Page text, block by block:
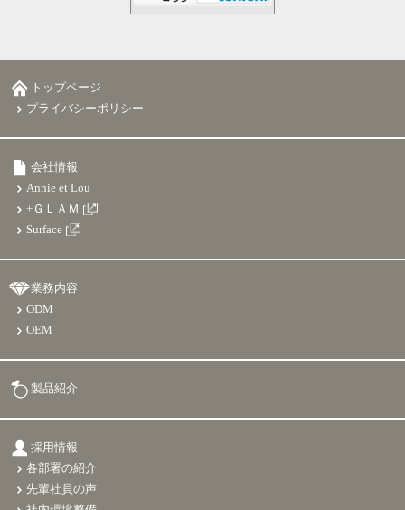
トップページ
プライバシーポリシー
会社情報
Annie et Lou
+ＧＬＡＭ
Surface
業務内容
ODM
OEM
製品紹介
採用情報
各部署の紹介
先輩社員の声